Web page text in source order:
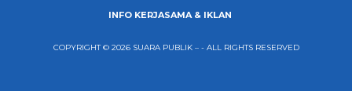
INFO KERJASAMA & IKLAN
COPYRIGHT © 2026 SUARA PUBLIK – - ALL RIGHTS RESERVED